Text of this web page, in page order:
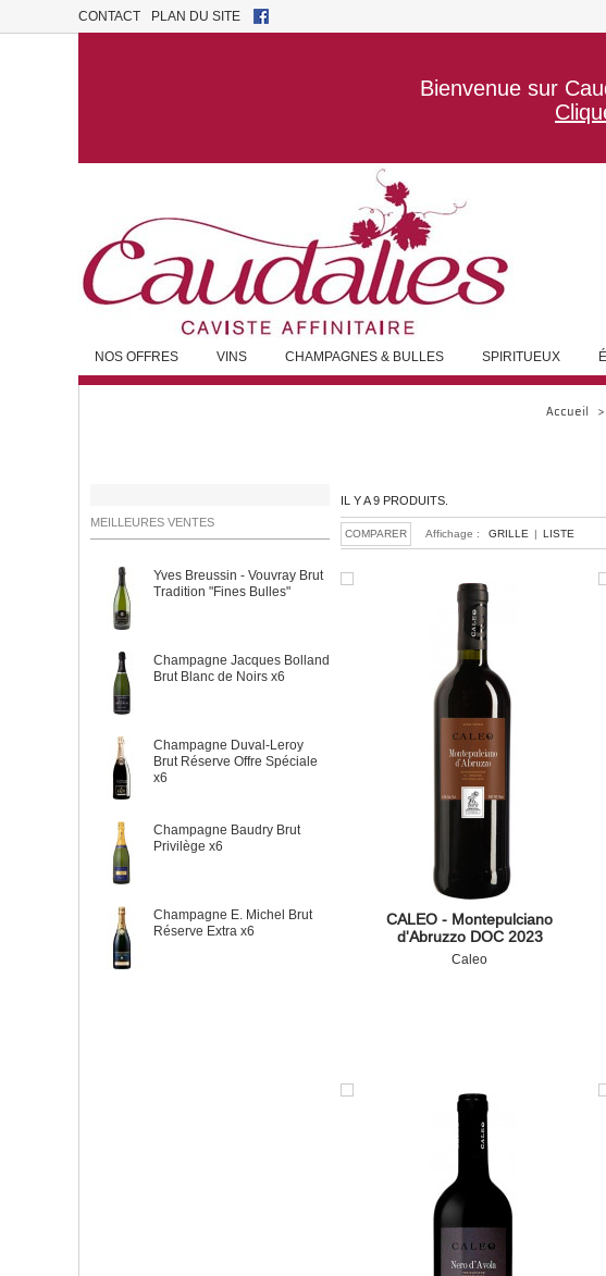
CONTACT PLAN DU SITE
Bienvenue sur
NOS OFFRES VINS CHAMPAGNES & BULLES SPIRITUEUX
Accueil >
IL Y A 9 PRODUITS.
Affichage : GRILLE | LISTE
CALEO - Montepulciano
d'Abruzzo DOC 2023
Caleo
MEILLEURES VENTES
Yves Breussin - Vouvray Brut
Tradition "Fines Bulles"
Champagne Jacques Bolland
Brut Blanc de Noirs x6
Champagne Duval-Leroy
Brut Réserve Offre Spéciale
x6
Champagne Baudry Brut
Privilège x6
Champagne E. Michel Brut
Réserve Extra x6